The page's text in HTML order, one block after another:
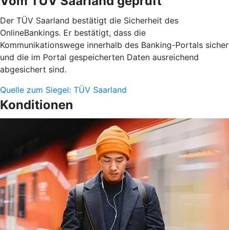
Der TÜV Saarland bestätigt die Sicherheit des
OnlineBankings. Er bestätigt, dass die
Kommunikationswege innerhalb des Banking-Portals sicher
und die im Portal gespeicherten Daten ausreichend
abgesichert sind.
Quelle zum Siegel: TÜV Saarland
Konditionen